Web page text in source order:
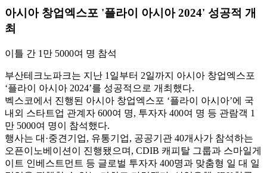
아시아 창업엑스포 '플라이 아시아 2024' 성공적 개
최
이틀 간 1만 5000여 명 참석
부산테크노파크는 지난 1일부터 2일까지 아시아 창업엑스포
‘플라이 아시아 2024’를 성공적으로 개최했다.
벡스코에서 진행된 아시아 창업엑스포 ‘플라이 아시아’에 국
내외 스타트업 관계자 600여 명, 투자자 400여 명 등 관람객 1
만 5000여 명이 참석했다.
행사는 대·중견기업, 유통기업, 공공기관 40개사가 참석하는
오픈이노베이션이 진행됐으며, CDIB 캐피탈 그룹과 스마일게
이트 인베스트먼트 등 글로벌 투자자 400명과 맞춤형 일 대 일